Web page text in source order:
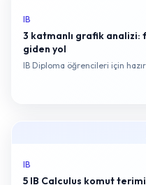
IB
3 katmanlı grafik analizi:
giden yol
IB Diploma öğrencileri için
IB
5 IB Calculus komut